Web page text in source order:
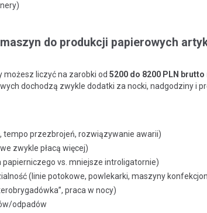
do produkcji papierowych
możesz liczyć na zarobki od 5200 do 8200 PLN
dochodzą zwykle dodatki za nocki, nadgodziny i
przezbrojeń, rozwiązywanie awarii)
zwykle płacą więcej)
vs. mniejsze introligatornie)
(linie potokowe, powlekarki, maszyny
praca w nocy)
odpadów